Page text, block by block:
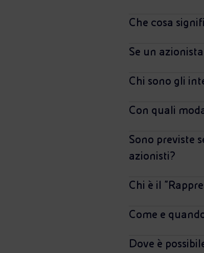
Che cosa
Se un
Chi sono gli
Con quali
Sono previste
azionisti?
Chi è il
Come e
Dove è